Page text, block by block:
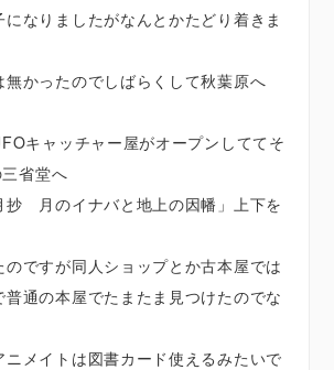
なりましたがなんとかたどり着きま
かったのでしばらくして秋葉原へ
キャッチャー屋がオープンしててそ
省堂へ
抄 月のイナバと地上の因幡」上下を
ですが同人ショップとか古本屋では
通の本屋でたまたま見つけたのでな
メイトは図書カード使えるみたいで